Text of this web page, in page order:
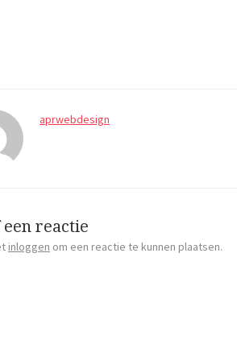
aprwebdesign
een reactie
inloggen om een reactie te kunnen plaatsen.